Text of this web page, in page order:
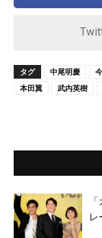
タグ 中尾明慶
本田翼
武内英樹
レ